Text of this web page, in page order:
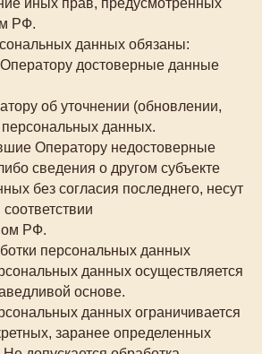
иных прав, предусмотренных
РФ.
данных обязаны:
достоверные данные
об уточнении (обновлении,
данных.
Оператору недостоверные
сведения о другом субъекте
без согласия последнего, несут
РФ.
персональных данных
данных осуществляется
основе.
данных ограничивается
заранее определенных